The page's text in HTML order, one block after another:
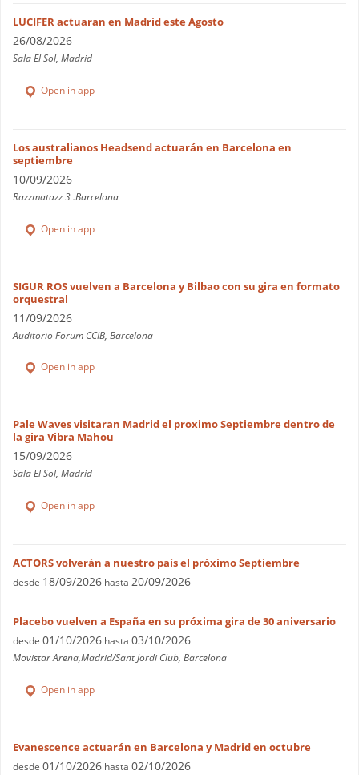
LUCIFER actuaran en Madrid este Agosto
26/08/2026
Sala El Sol, Madrid
Open in app
Los australianos Headsend actuarán en Barcelona en
septiembre
10/09/2026
Razzmatazz 3 .Barcelona
Open in app
SIGUR ROS vuelven a Barcelona y Bilbao con su gira en formato
orquestral
11/09/2026
Auditorio Forum CCIB, Barcelona
Open in app
Pale Waves visitaran Madrid el proximo Septiembre dentro de
la gira Vibra Mahou
15/09/2026
Sala El Sol, Madrid
Open in app
ACTORS volverán a nuestro país el próximo Septiembre
desde 18/09/2026 hasta 20/09/2026
Placebo vuelven a España en su próxima gira de 30 aniversario
desde 01/10/2026 hasta 03/10/2026
Movistar Arena,Madrid/Sant Jordi Club, Barcelona
Open in app
Evanescence actuarán en Barcelona y Madrid en octubre
desde 01/10/2026 hasta 02/10/2026